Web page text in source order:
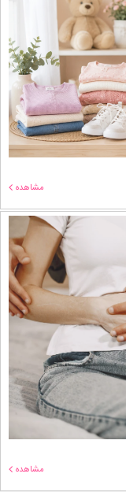
مشاهده
مشاهده